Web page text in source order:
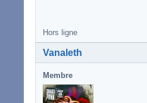
Hors ligne
Vanaleth
Membre